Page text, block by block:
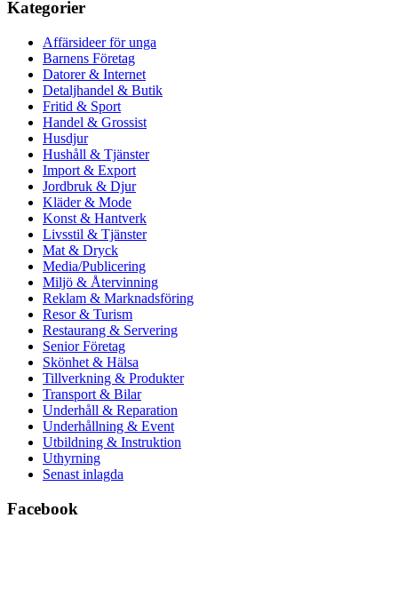
Kategorier
Affärsideer för unga
Barnens Företag
Datorer & Internet
Detaljhandel & Butik
Fritid & Sport
Handel & Grossist
Husdjur
Hushåll & Tjänster
Import & Export
Jordbruk & Djur
Kläder & Mode
Konst & Hantverk
Livsstil & Tjänster
Mat & Dryck
Media/Publicering
Miljö & Återvinning
Reklam & Marknadsföring
Resor & Turism
Restaurang & Servering
Senior Företag
Skönhet & Hälsa
Tillverkning & Produkter
Transport & Bilar
Underhåll & Reparation
Underhållning & Event
Utbildning & Instruktion
Uthyrning
Senast inlagda
Facebook